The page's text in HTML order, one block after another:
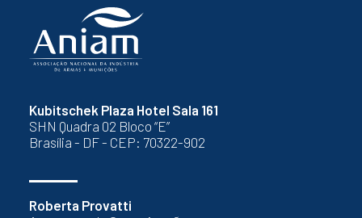
Kubitschek Plaza Hotel Sala 161
SHN Quadra 02 Bloco “E”
Brasília - DF - CEP: 70322-902
Roberta Provatti